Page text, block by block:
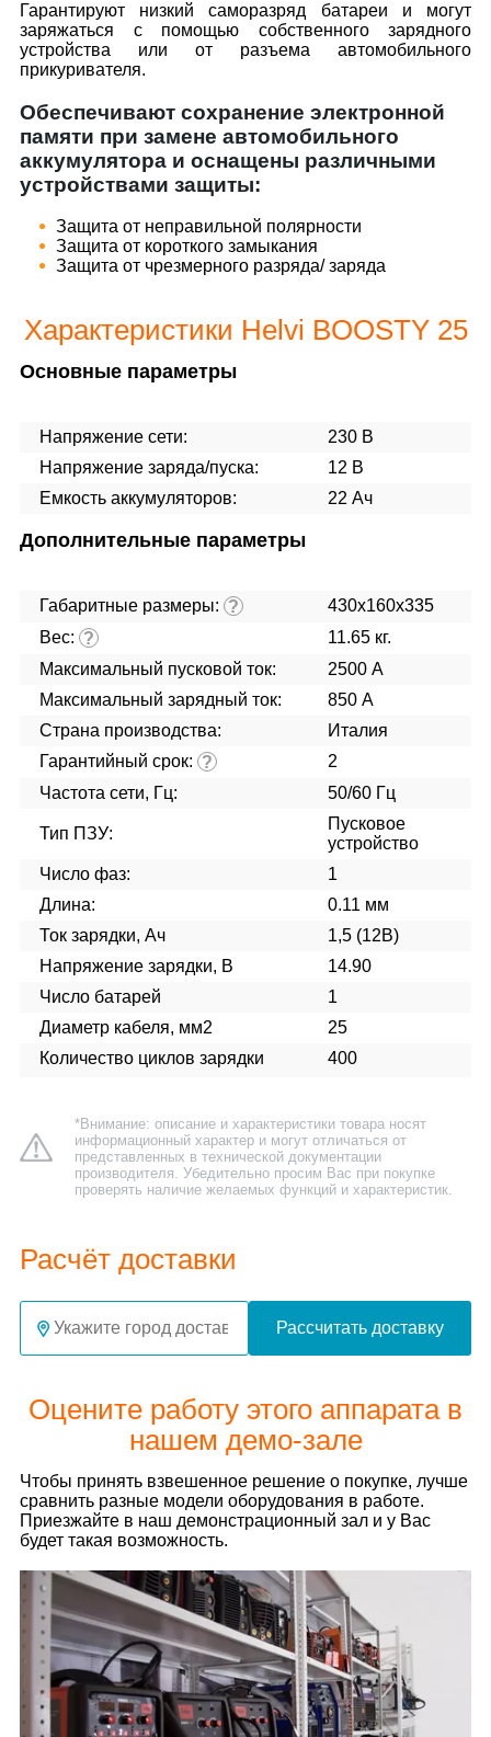
Гарантируют низкий саморазряд батареи и могут
заряжаться с помощью собственного зарядного
устройства или от разъема автомобильного
прикуривателя.
Обеспечивают сохранение электронной
памяти при замене автомобильного
аккумулятора и оснащены различными
устройствами защиты:
Защита от неправильной полярности
Защита от короткого замыкания
Защита от чрезмерного разряда/ заряда
Характеристики Helvi BOOSTY 25
Основные параметры
Напряжение сети:
230 В
Напряжение заряда/пуска:
12 В
Емкость аккумуляторов:
22 Ач
Дополнительные параметры
Габаритные размеры: ?
430х160х335
Вес: ?
11.65 кг.
Максимальный пусковой ток:
2500 А
Максимальный зарядный ток:
850 А
Страна производства:
Италия
Гарантийный срок: ?
2
Частота сети, Гц:
50/60 Гц
Тип ПЗУ:
Пусковое
устройство
Число фаз:
1
Длина:
0.11 мм
Ток зарядки, Ач
1,5 (12В)
Напряжение зарядки, В
14.90
Число батарей
1
Диаметр кабеля, мм2
25
Количество циклов зарядки
400
*Внимание: описание и характеристики товара носят
информационный характер и могут отличаться от
представленных в технической документации
производителя. Убедительно просим Вас при покупке
проверять наличие желаемых функций и характеристик.
Расчёт доставки
Рассчитать доставку
Оцените работу этого аппарата в
нашем демо-зале
Чтобы принять взвешенное решение о покупке, лучше
сравнить разные модели оборудования в работе.
Приезжайте в наш демонстрационный зал и у Вас
будет такая возможность.